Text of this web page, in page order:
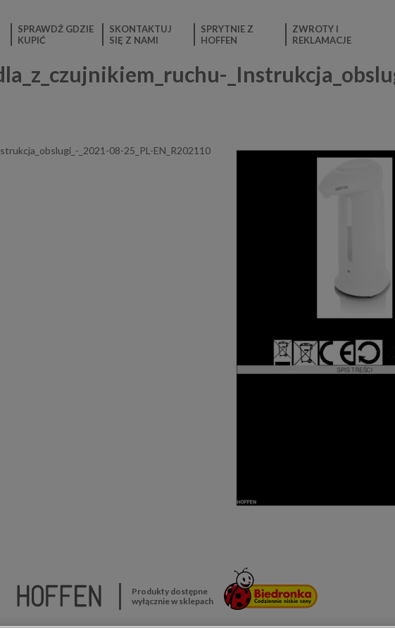
SPRAWDŹ GDZIE
KUPIĆ
SKONTAKTUJ
SIĘ Z NAMI
SPRYTNIE Z
HOFFEN
ZWROTY I
REKLAMACJE
Produkty dostępne
wyłącznie w sklepach